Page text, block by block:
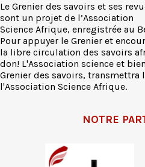
Le Grenier des savoirs et ses
sont un projet de l’Association
Science Afrique, enregistrée au
Pour appuyer le Grenier et
la libre circulation des savoirs
don! L'Association science et
Grenier des savoirs, transmettra
l'Association Science Afrique.
NOTRE